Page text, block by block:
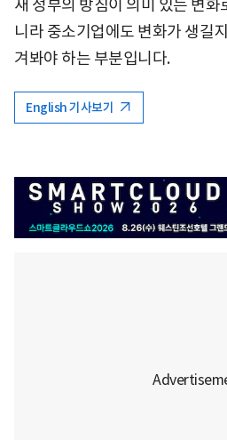
새 정부의 방침이 의미 있는 변
니라 중소기업에도 변화가 생길
겨봐야 하는 부분입니다.
English 기사보기